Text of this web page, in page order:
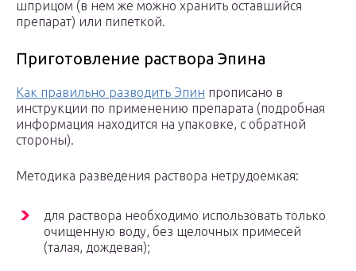
шприцом (в нем же можно хранить оставшийся
препарат) или пипеткой.
Приготовление раствора Эпина
Как правильно разводить Эпин прописано в
инструкции по применению препарата (подробная
информация находится на упаковке, с обратной
стороны).
Методика разведения раствора нетрудоемкая:
для раствора необходимо использовать только
очищенную воду, без щелочных примесей
(талая, дождевая);